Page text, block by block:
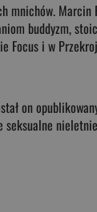
mnichów.
buddyzm,
Focus i w
on